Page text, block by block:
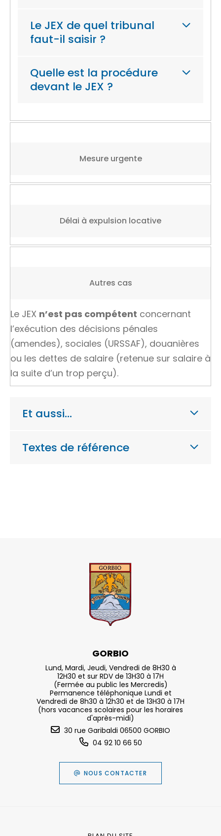
Le JEX de quel tribunal
faut-il saisir ?
Quelle est la procédure
devant le JEX ?
Mesure urgente
Délai à expulsion locative
Autres cas
Le JEX n’est pas compétent concernant
l’exécution des décisions pénales
(amendes), sociales (URSSAF), douanières
ou les dettes de salaire (retenue sur salaire à
la suite d’un trop perçu).
Et aussi…
Textes de référence
GORBIO
Lund, Mardi, Jeudi, Vendredi de 8H30 à
12H30 et sur RDV de 13H30 à 17H
(Fermée au public les Mercredis)
Permanence téléphonique Lundi et
Vendredi de 8h30 à 12h30 et de 13H30 à 17H
(hors vacances scolaires pour les horaires
d'après-midi)
30 rue Garibaldi 06500 GORBIO
04 92 10 66 50
NOUS CONTACTER